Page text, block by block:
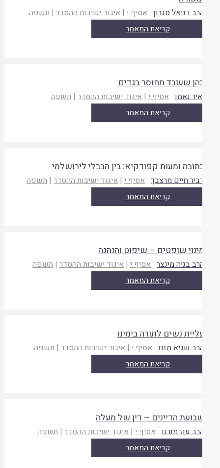
דניאל סגרון אסיף י|איגוד ישיבות ההסדר|תשפה
קריאת המאמר
שעובד מחוסר בגדים
נאמן אסיף י|איגוד ישיבות ההסדר|תשפה
קריאת המאמר
ומעות קפודקיא: בין הבבלי לירושלמי
חיים מרצבך אסיף י|איגוד ישיבות ההסדר|תשפה
קריאת המאמר
שופטים – שיפוט והנהגה
בניה מינצר אסיף י |איגוד ישיבות ההסדר|תשפה
קריאת המאמר
נשים לתורה בימינו
שגיא מזוז אסיף י|איגוד ישיבות ההסדר|תשפה
קריאת המאמר
הדיינים – דין של מעלה
עוז מורנו אסיף י|איגוד ישיבות ההסדר|תשפה
קריאת המאמר